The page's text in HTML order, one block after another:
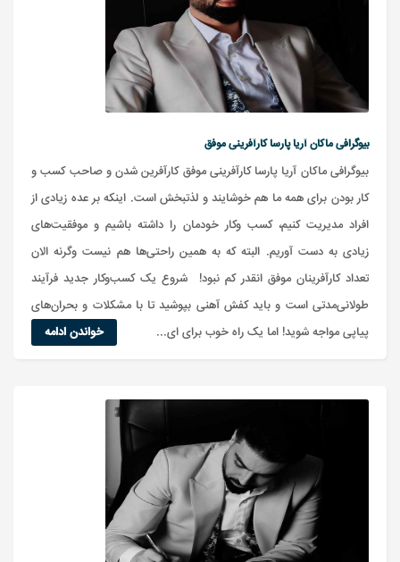
بیوگرافی ماکان آریا پارسا کارآفرینی موفق
بیوگرافی ماکان آریا پارسا کارآفرینی موفق کارآفرین شدن و صاحب کسب و
کار بودن برای همه ما هم خوشایند و لذتبخش است. اینکه بر عده زیادی از
افراد مدیریت کنیم، کسب وکار خودمان را داشته باشیم و موفقیت‌های
زیادی به دست آوریم. البته که به همین راحتی‌ها هم نیست وگرنه الان
تعداد کارآفرینان موفق انقدر کم نبود! شروع یک کسب‌وکار جدید فرآیند
طولانی‌مدتی است و باید کفش آهنی بپوشید تا با مشکلات و بحران‌های
پیاپی مواجه شوید! اما یک راه خوب برای ای...
خواندن ادامه